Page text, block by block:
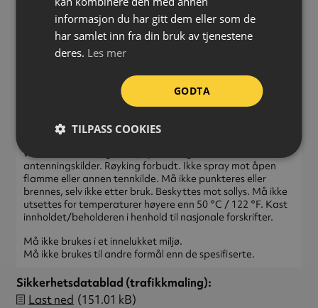
eksplodere ved oppvarming. Kan utløse en allergisk
hudreaksjon. Gir alvorlig øyeirritasjon. Kan forårsake
døsighet eller svimmelhet. Gjentatt eksponering kan gi tørr
varme overflater, gnister, åpen ild og andre
antenningskilder. Røyking forbudt. Ikke spray mot åpen
flamme eller annen tennkilde. Må ikke punkteres eller
brennes, selv ikke etter bruk. Beskyttes mot sollys. Må ikke
utsettes for temperaturer høyere enn 50 °C / 122 °F. Kast
innholdet/beholderen i henhold til nasjonale forskrifter.
Må ikke brukes i et innelukket miljø.
Må ikke brukes til andre formål enn de spesifiserte.
Sikkerhetsdatablad (trafikkmaling)
Last ned (151.01 kB)
informasjon du har gitt dem eller som de
har samlet inn fra din bruk av tjenestene
deres. Les mer
GODTA
TILPASS COOKIES